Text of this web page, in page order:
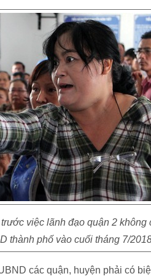
việc lãnh đạo quận 2 không
thành phố vào cuối tháng 7/
các quận, huyện phải có